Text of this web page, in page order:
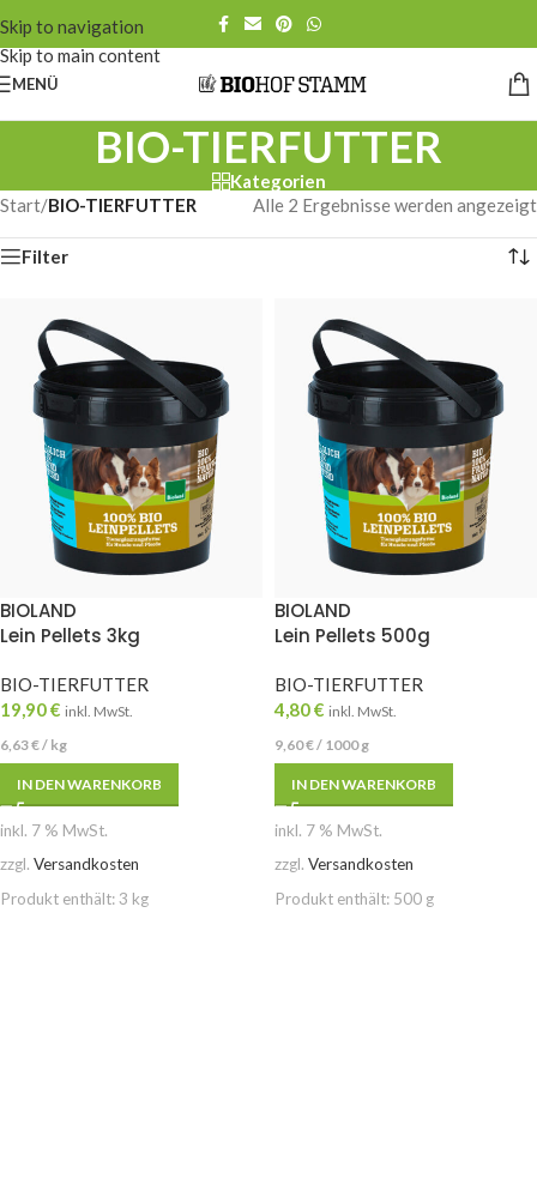
Skip to navigation
Skip to main content
MENÜ
BIO-TIERFUTTER
Kategorien
Start/BIO-TIERFUTTER Alle 2 Ergebnisse werden angezeigt
Filter
BIOLAND
Lein Pellets 3kg
BIO-TIERFUTTER
19,90€ inkl. MwSt.
6,63€/ kg
IN DEN WARENKORB
inkl. 7 % MwSt.
zzgl. Versandkosten
Produkt enthält: 3 kg
BIOLAND
Lein Pellets 500g
BIO-TIERFUTTER
4,80€ inkl. MwSt.
9,60€/ 1000 g
IN DEN WARENKORB
inkl. 7 % MwSt.
zzgl. Versandkosten
Produkt enthält: 500 g